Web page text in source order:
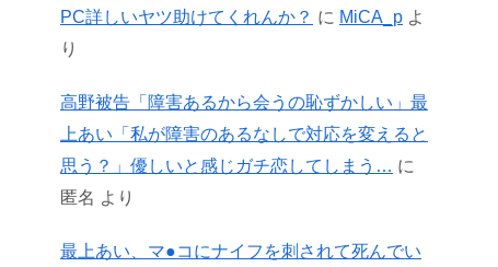
PC詳しいヤツ助けてくれんか？ に MiCA_p よ
り
高野被告「障害あるから会うの恥ずかしい」最
上あい「私が障害のあるなしで対応を変えると
思う？」優しいと感じガチ恋してしまう…
に
匿名 より
最上あい、マ●コにナイフを刺されて死んでい